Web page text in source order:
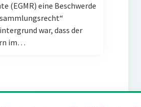
(EGMR) eine Beschwerde
war, dass der
im…